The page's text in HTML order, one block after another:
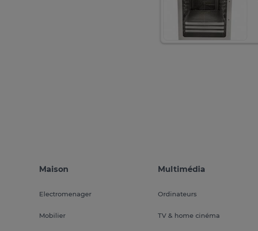
Maison
Electromenager
Mobilier
Multimédia
Ordinateurs
TV & home cinéma